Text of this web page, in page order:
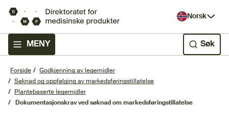
Norsk
MENY Søk
Forside
Godkjenning av legemidler
Søknad og oppfølging av markedsføringstillatelse
Plantebaserte legemidler
Dokumentasjonskrav ved søknad om markedsføringstillatelse